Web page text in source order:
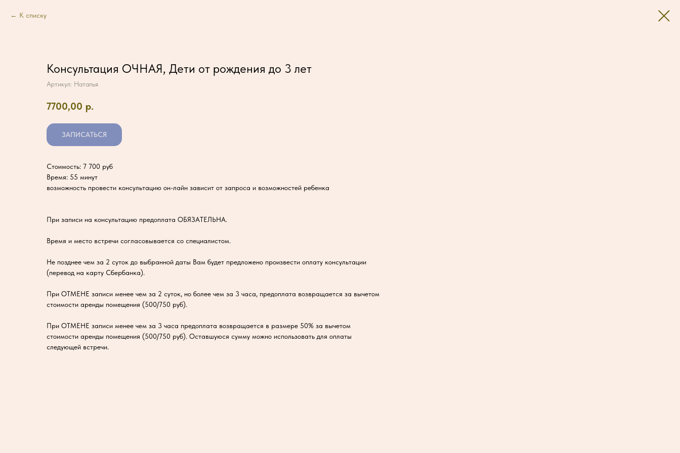
К списку
Консультация ОЧНАЯ, Дети от рождения до 3 лет
Артикул: Наталья
7700,00 р.
ЗАПИСАТЬСЯ
Стоимость: 7 700 руб
Время: 55 минут
возможность провести консультацию он-лайн зависит от запроса и возможностей ребенка
При записи на консультацию предоплата ОБЯЗАТЕЛЬНА.
Время и место встречи согласовывается со специалистом.
Не позднее чем за 2 суток до выбранной даты Вам будет предложено произвести оплату консультации
(перевод на карту Сбербанка).
При ОТМЕНЕ записи менее чем за 2 суток, но более чем за 3 часа, предоплата возвращается за вычетом
стоимости аренды помещения (500/750 руб).
При ОТМЕНЕ записи менее чем за 3 часа предоплата возвращается в размере 50% за вычетом
стоимости аренды помещения (500/750 руб). Оставшуюся сумму можно использовать для оплаты
следующей встречи.